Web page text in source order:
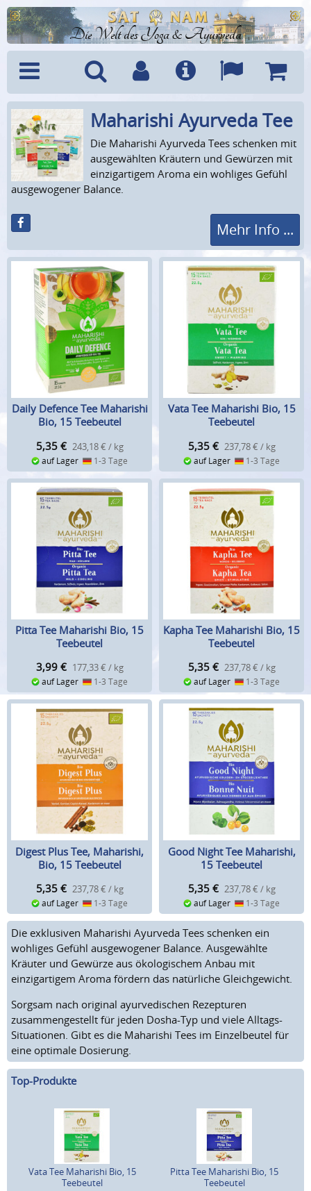
Die Welt des Yoga & Ayurveda
Menü SucheBenutzerkonto
Info Sprachen
Maharishi Ayurveda Tee
Die Maharishi Ayurveda Tees schenken mit
ausgewählten Kräutern und Gewürzen mit
einzigartigem Aroma ein wohliges Gefühl
ausgewogener Balance.
Mehr Info ...
Daily Defence Tee Maharishi
Bio, 15 Teebeutel
5,35 € 243,18 € / kg
auf Lager 1-3 Tage
Vata Tee Maharishi Bio, 15
Teebeutel
5,35 € 237,78 € / kg
auf Lager 1-3 Tage
Pitta Tee Maharishi Bio, 15
Teebeutel
3,99 € 177,33 € / kg
auf Lager 1-3 Tage
Kapha Tee Maharishi Bio, 15
Teebeutel
5,35 € 237,78 € / kg
auf Lager 1-3 Tage
Digest Plus Tee, Maharishi,
Bio, 15 Teebeutel
5,35 € 237,78 € / kg
auf Lager 1-3 Tage
Good Night Tee Maharishi,
15 Teebeutel
5,35 € 237,78 € / kg
auf Lager 1-3 Tage
Die exklusiven Maharishi Ayurveda Tees schenken ein
wohliges Gefühl ausgewogener Balance. Ausgewählte
Kräuter und Gewürze aus ökologischem Anbau mit
einzigartigem Aroma fördern das natürliche Gleichgewicht.
Sorgsam nach original ayurvedischen Rezepturen
zusammengestellt für jeden Dosha-Typ und viele Alltags-
Situationen. Gibt es die Maharishi Tees im Einzelbeutel für
eine optimale Dosierung.
Top-Produkte
Vata Tee Maharishi Bio, 15
Teebeutel
Pitta Tee Maharishi Bio, 15
Teebeutel